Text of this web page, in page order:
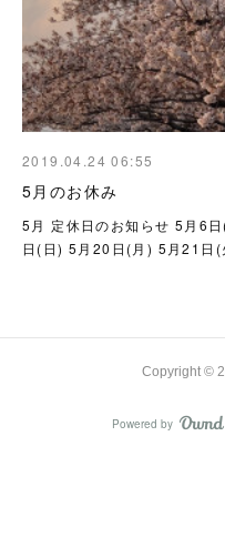
2019.04.24 06:55
5月のお休み
5月 定休日のお知らせ 5月6
日(日) 5月20日(月) 5月21日
Copyright ©
Powered by